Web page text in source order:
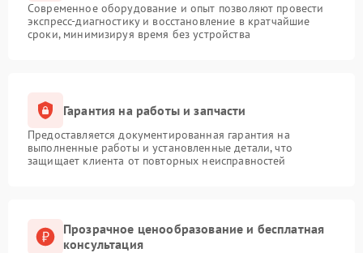
Современное оборудование и опыт позволяют провести
экспресс-диагностику и восстановление в кратчайшие
сроки, минимизируя время без устройства
Гарантия на работы и запчасти
Предоставляется документированная гарантия на
выполненные работы и установленные детали, что
защищает клиента от повторных неисправностей
Прозрачное ценообразование и бесплатная
консультация